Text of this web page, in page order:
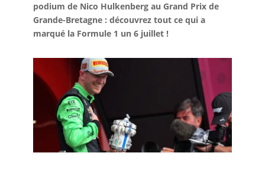
podium de Nico Hulkenberg au Grand Prix de
Grande-Bretagne : découvrez tout ce qui a
marqué la Formule 1 un 6 juillet !